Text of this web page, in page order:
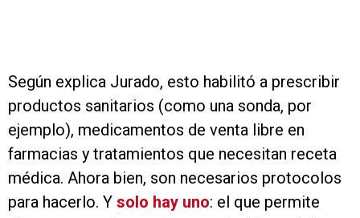
Según explica Jurado, esto habilitó a prescribir
productos sanitarios (como una sonda, por
ejemplo), medicamentos de venta libre en
farmacias y tratamientos que necesitan receta
médica. Ahora bien, son necesarios protocolos
para hacerlo. Y solo hay uno: el que permite